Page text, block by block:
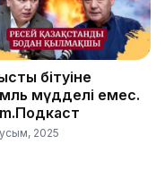
бітуіне
мүдделі емес.
2025